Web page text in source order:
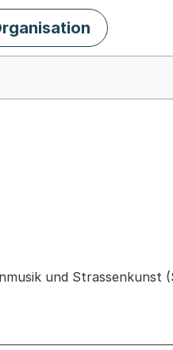
und Strassenkunst